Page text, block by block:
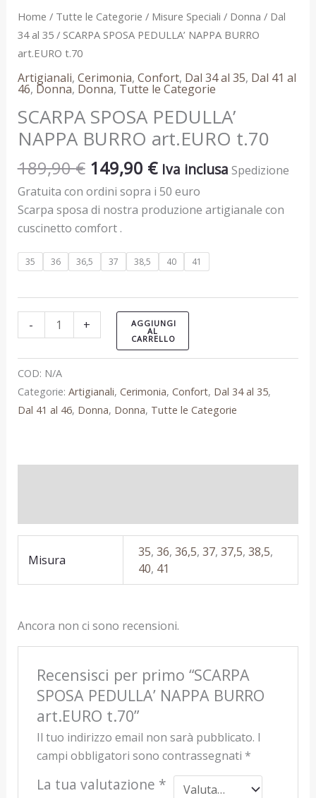
Home / Tutte le Categorie / Misure Speciali / Donna / Dal
34 al 35/ SCARPA SPOSA PEDULLA’ NAPPA BURRO
art.EURO t.70
Artigianali, Cerimonia, Confort, Dal 34 al 35, Dal 41 al
46, Donna, Donna, Tutte le Categorie
SCARPA SPOSA PEDULLA’
NAPPA BURRO art.EURO t.70
189,90€ 149,90 € Iva inclusa Spedizione
Gratuita con ordini sopra i 50 euro
Scarpa sposa di nostra produzione artigianale con
cuscinetto comfort .
35 36 36,5 37 38,5 40 41
- + AGGIUNGI
AL
CARRELLO
COD: N/A
Categorie: Artigianali, Cerimonia, Confort, Dal 34 al 35,
Dal 41 al 46, Donna, Donna, Tutte le Categorie
Misura
35,36,36,5,37,37,5,38,5,
40, 41
Ancora non ci sono recensioni.
Recensisci per primo “SCARPA
SPOSA PEDULLA’ NAPPA BURRO
art.EURO t.70”
Il tuo indirizzo email non sarà pubblicato. I
campi obbligatori sono contrassegnati *
La tua valutazione *